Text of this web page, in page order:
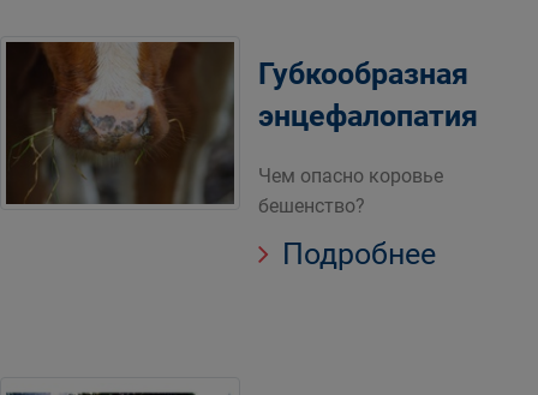
Губкообразная
энцефалопатия
Чем опасно коровье
бешенство?
Подробнее